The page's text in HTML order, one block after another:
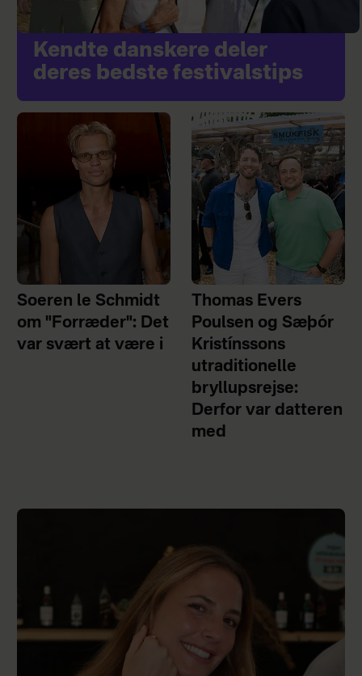
Kendte danskere deler
deres bedste festivalstips
Soeren le Schmidt
om "Forræder": Det
var svært at være i
Thomas Evers
Poulsen og Sæþór
Kristínssons
utraditionelle
bryllupsrejse:
Derfor var datteren
med